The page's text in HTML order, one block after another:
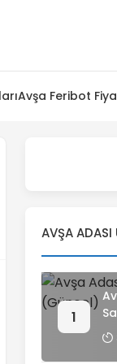
Avşa Feribot
AVŞA ADASI